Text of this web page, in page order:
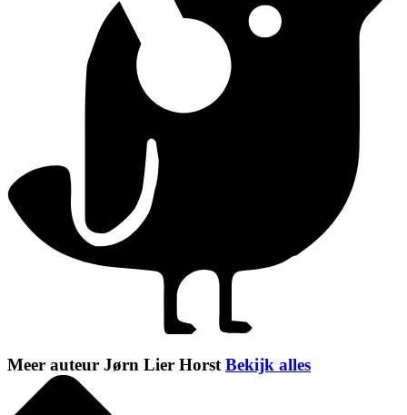
Meer auteur Jørn Lier Horst Bekijk alles